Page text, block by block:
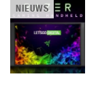
NIEUWS